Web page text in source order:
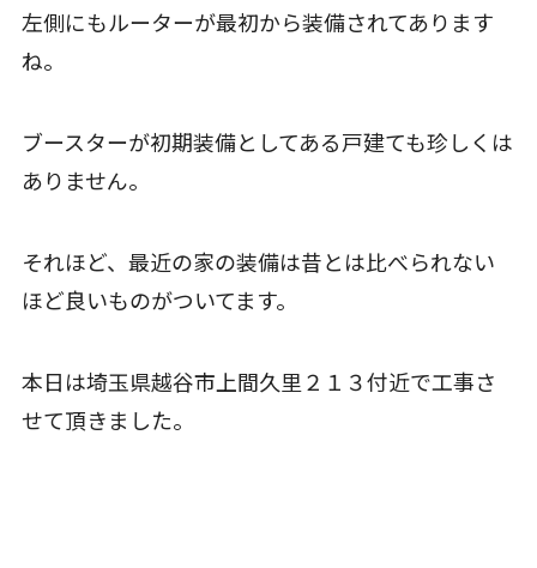
左側にもルーターが最初から装備されてあります
ね。
ブースターが初期装備としてある戸建ても珍しくは
ありません。
それほど、最近の家の装備は昔とは比べられない
ほど良いものがついてます。
本日は埼玉県越谷市上間久里２１３付近で工事さ
せて頂きました。